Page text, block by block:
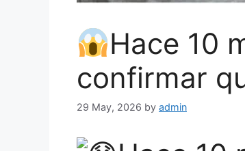
Hace 10
confirmar
29 May, 2026 by admin